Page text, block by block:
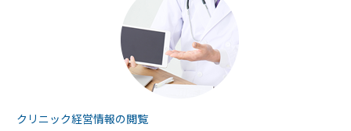
クリニック経営情報の閲覧